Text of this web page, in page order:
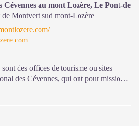
du Parc.
le Parc national des Cévennes et
librairie découverte et produits siglés
sur les jours et horaires en
Cévennes au mont Lozère, Le Pont-de-
de Montvert sud mont-Lozère
des offices de tourisme ou sites
des Cévennes, qui ont pour mission
sur l'offre de découverte et
pour les jours et horaires